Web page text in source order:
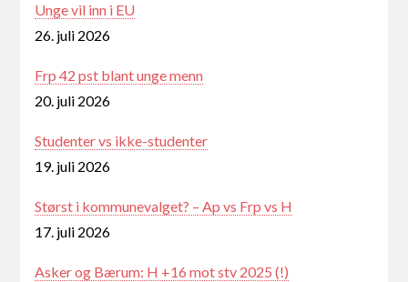
Unge vil inn i EU
26. juli 2026
Frp 42 pst blant unge menn
20. juli 2026
Studenter vs ikke-studenter
19. juli 2026
Størst i kommunevalget? – Ap vs Frp vs H
17. juli 2026
Asker og Bærum: H +16 mot stv 2025 (!)